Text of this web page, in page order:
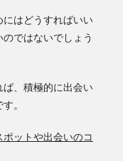
にはどうすればいい
ではないでしょう
、積極的に出会い
。
ットや出会いのコ